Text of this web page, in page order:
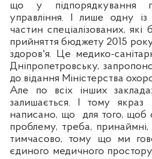
що у підпорядкування
управління. І лише одну із
частин спеціалізованих, які
прийняття бюджету 2015
здоров'я. Це медико-
Дніпропетровську,
до відання Міністерства
Але по всіх інших
залишається. І тому якраз
написано, що
для того, щоб
проблему, треба,
тимчасово, тому що ми
єдиного медичного